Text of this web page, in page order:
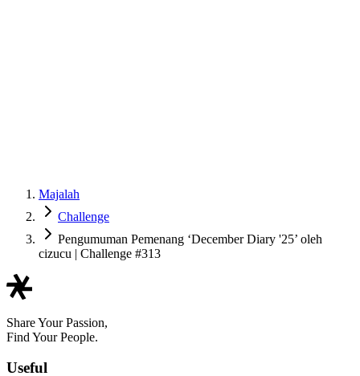
Majalah
Challenge
Pengumuman Pemenang ‘December Diary '25’ oleh
cizucu | Challenge #313
Share Your Passion,
Find Your People.
Useful